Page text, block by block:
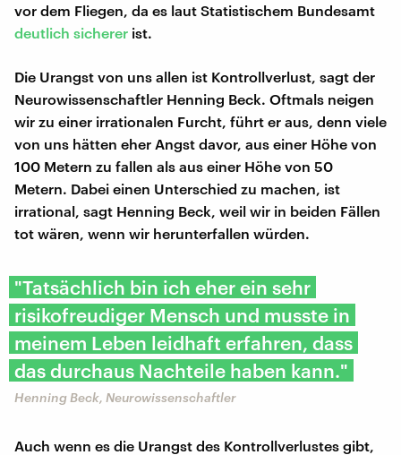
vor dem Fliegen, da es laut Statistischem Bundesamt
deutlich sicherer ist.
Die Urangst von uns allen ist Kontrollverlust, sagt der
Neurowissenschaftler Henning Beck. Oftmals neigen
wir zu einer irrationalen Furcht, führt er aus, denn viele
von uns hätten eher Angst davor, aus einer Höhe von
100 Metern zu fallen als aus einer Höhe von 50
Metern. Dabei einen Unterschied zu machen, ist
irrational, sagt Henning Beck, weil wir in beiden Fällen
tot wären, wenn wir herunterfallen würden.
"Tatsächlich bin ich eher ein sehr
risikofreudiger Mensch und musste in
meinem Leben leidhaft erfahren, dass
das durchaus Nachteile haben kann."
Henning Beck, Neurowissenschaftler
Auch wenn es die Urangst des Kontrollverlustes gibt,